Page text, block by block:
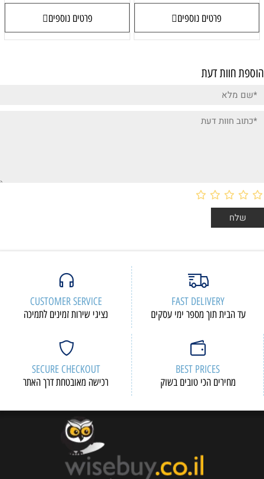
פרטים נוספים פרטים נוספים
חוות דעת
FAST DELIVERY
עד הבית תוך מספר ימי עסקים
CUSTOMER SERVICE
נציגי שירות זמינים לתמיכה
BEST PRICES
מחירים הכי טובים בשוק
SECURE CHECKOUT
רכישה מאובטחת דרך האתר